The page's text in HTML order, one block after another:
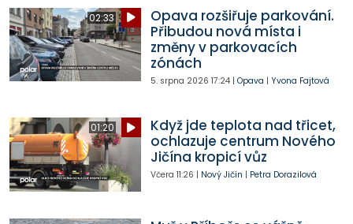
02:33
Opava rozšiřuje parkování.
Přibudou nová místa i
změny v parkovacích
zónách
5. srpna 2026 17:24| Opava | Yvona Fajtová
01:20
Když jde teplota nad třicet,
ochlazuje centrum Nového
Jičína kropicí vůz
Včera 11:26 | Nový Jičín | Petra Dorazilová